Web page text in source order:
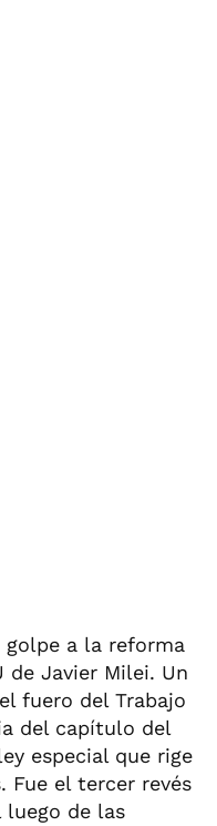
a la reforma
de Javier Milei. Un
fuero del Trabajo
del capítulo del
especial que rige
Fue el tercer revés
de las